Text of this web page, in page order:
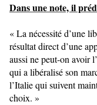
Dans une note, il
« La nécessité d’une
résultat direct d’une
aussi ne peut-on avoir
qui a libéralisé son
l’Italie qui suivent
choix. »